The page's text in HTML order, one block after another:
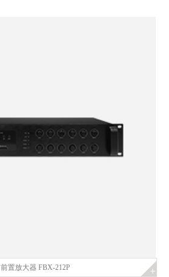
前置放大器 FBX-212P